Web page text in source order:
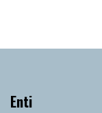
Enti